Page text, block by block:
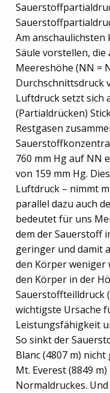
Am anschaulichsten
Säule vorstellen,
Meereshöhe (NN =
Durchschnittsdruck
Luftdruck setzt sich
(Partialdrücken)
Restgasen
760 mm Hg auf NN
von 159 mm Hg.
Luftdruck – nimmt
parallel dazu auch
bedeutet für uns
dem der Sauerstoff
geringer und damit
den Körper weniger
den Körper in der
Sauerstoffteilldruck
wichtigste Ursache
Leistungsfähigkeit
So sinkt der
Blanc (4807 m)
Mt. Everest (8849
Normaldruckes.